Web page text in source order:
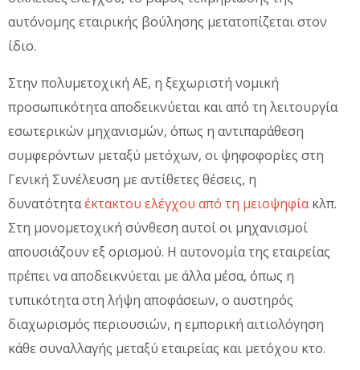
αυτόνομης εταιρικής βούλησης μετατοπίζεται στον
ίδιο.
Στην πολυμετοχική ΑΕ, η ξεχωριστή νομική
προσωπικότητα αποδεικνύεται και από τη λειτουργία
εσωτερικών μηχανισμών, όπως η αντιπαράθεση
συμφερόντων μεταξύ μετόχων, οι ψηφοφορίες στη
Γενική Συνέλευση με αντίθετες θέσεις, η
δυνατότηταέκτακτου ελέγχου από τη μειοψηφίακλπ.
Στη μονομετοχική σύνθεση αυτοί οι μηχανισμοί
απουσιάζουν εξ ορισμού. Η αυτονομία της εταιρείας
πρέπει να αποδεικνύεται με άλλα μέσα, όπως η
τυπικότητα στη λήψη αποφάσεων, ο αυστηρός
διαχωρισμός περιουσιών, η εμπορική αιτιολόγηση
κάθε συναλλαγής μεταξύ εταιρείας και μετόχου κτο.